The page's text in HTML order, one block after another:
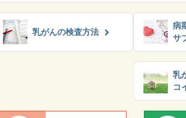
乳がんの検査方法
病
サ
乳
コ